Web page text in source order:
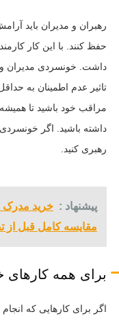
رهبران و مدیران باید
حفظ کنند. با این کار
داشت. خونسردی مدیران و
تاثیر عدم اطمینان به
مراقب خود باشید تا
داشته باشید. اگر
رهبری کنید.
پیشنهاد :
مقایسه کامل قبل از
برای همه کارهای
اگر برای کارهایی که